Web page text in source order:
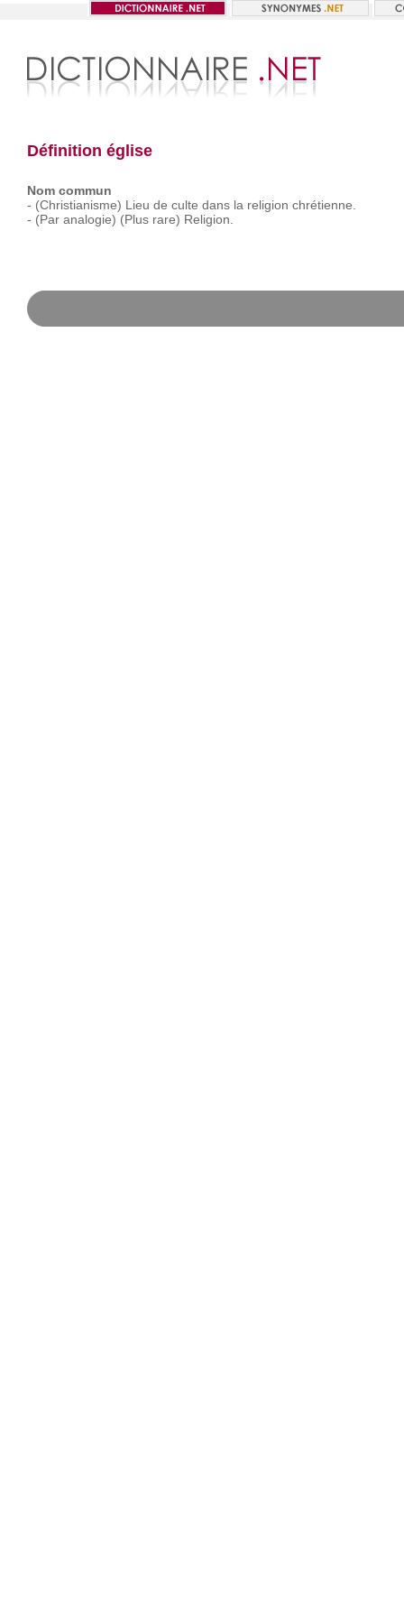
Définition église
Nom commun
- (Christianisme) Lieu de culte dans la religion chrétienne.
- (Par analogie) (Plus rare) Religion.